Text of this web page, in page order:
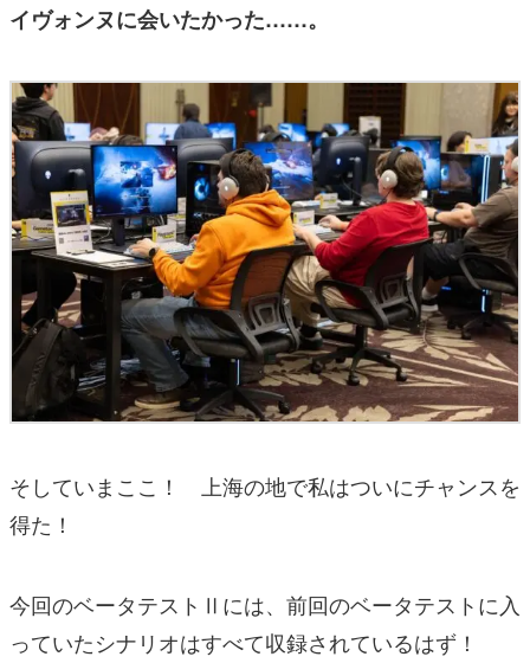
イヴォンヌに会いたかった……。
そしていまここ！ 上海の地で私はついにチャンスを
得た！
今回のベータテストⅡには、前回のベータテストに入
っていたシナリオはすべて収録されているはず！